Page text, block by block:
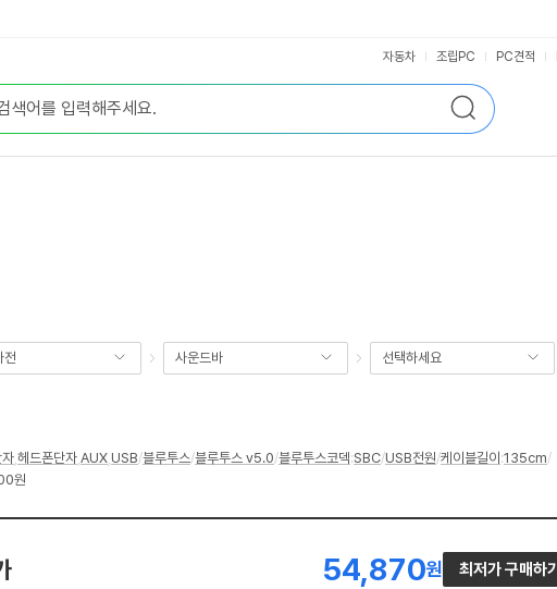
검
색
자동차 조립PC PC견적
전 사운드바 선택하세요
헤드폰단자 AUX USB/블루투스/블루투스 v5.0/블루투스코덱:SBC/USB전원/케이블길이 :135cm/
원
54,870원 최저가 구매하기